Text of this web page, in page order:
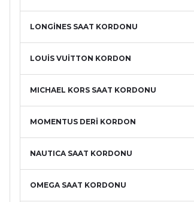
LONGİNES SAAT KORDONU
LOUİS VUİTTON KORDON
MICHAEL KORS SAAT KORDONU
MOMENTUS DERİ KORDON
NAUTICA SAAT KORDONU
OMEGA SAAT KORDONU